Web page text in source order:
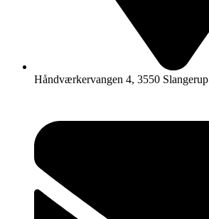
Håndværkervangen 4, 3550 Slangerup